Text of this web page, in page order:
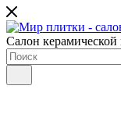
Салон